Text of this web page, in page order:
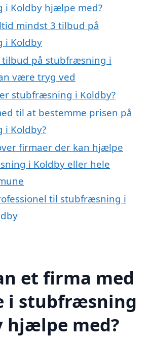
i Koldby hjælpe med?
mindst 3 tilbud på
i Koldby
tilbud på stubfræsning i
være tryg ved
stubfræsning i Koldby?
til at bestemme prisen på
Koldby?
firmaer der kan hjælpe
i Koldby eller hele
til stubfræsning i
et firma med
i stubfræsning
hjælpe med?